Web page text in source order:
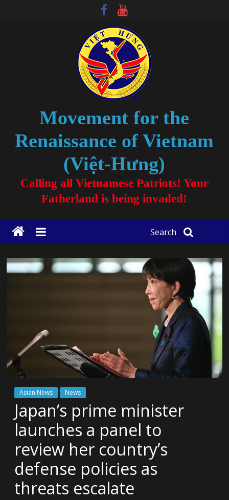
Movement for the
Renaissance of Vietnam
(Việt-Hưng)
Calling all Vietnamese Patriots! Your
Fatherland is being invaded!
Search
Asian News News
Japan’s prime minister
launches a panel to
review her country’s
defense policies as
threats escalate